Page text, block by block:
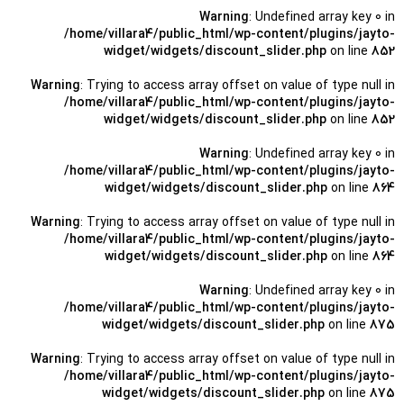
Warning: Undefined array key 0 in
/home/villara4/public_html/wp-content/plugins/jayto-
widget/widgets/discount_slider.php on line 852
Warning: Trying to access array offset on value of type null in
/home/villara4/public_html/wp-content/plugins/jayto-
widget/widgets/discount_slider.php on line 852
Warning: Undefined array key 0 in
/home/villara4/public_html/wp-content/plugins/jayto-
widget/widgets/discount_slider.php on line 864
Warning: Trying to access array offset on value of type null in
/home/villara4/public_html/wp-content/plugins/jayto-
widget/widgets/discount_slider.php on line 864
Warning: Undefined array key 0 in
/home/villara4/public_html/wp-content/plugins/jayto-
widget/widgets/discount_slider.php on line 875
Warning: Trying to access array offset on value of type null in
/home/villara4/public_html/wp-content/plugins/jayto-
widget/widgets/discount_slider.php on line 875